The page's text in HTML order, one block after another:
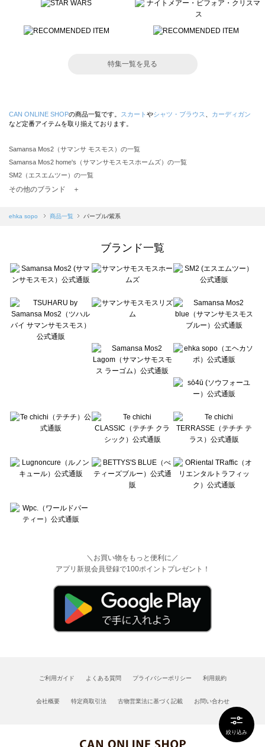
絞り込み
特集一覧を見る
CAN ONLINE SHOPの商品一覧です。 スカート やシャツ・ブラウス
カーディガン
など定番アイテムを取り揃えております。
Samansa Mos2（サマンサ モスモス）の一覧
Samansa Mos2 home's（サマンサモスモスホームズ）の一覧
SM2（エスエムツー）の一覧
TSUHARU by Samansa Mos2（ツハルバイサマンサモスモス）の一覧
Samansa Mos2 blue（サマンサモスモス ブルー）の一覧
Te chichi（テチチ）の一覧
Te chichi CLASSIC（テチチ クラシック）の一覧
Lugnoncure（ルノンキュール）の一覧
BETTY'S BLUE（べティーズブルー）の一覧
Wpc.（ワールドパーティー）の一覧
その他のブランド ＋
ehka sopo 商品一覧 パープル/紫系
ブランド一覧
＼お買い物をもっと便利に／
アプリ新規会員登録で100ポイントプレゼント！
ご利用ガイド よくある質問 プライバシーポリシー 利用規約
会社概要 特定商取引法 古物営業法に基づく記載 お問い合わせ